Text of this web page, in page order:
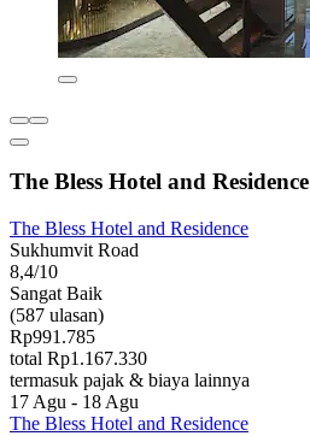
The Bless Hotel and Residence
The Bless Hotel and Residence
Sukhumvit Road
8,4/10
Sangat Baik
(587 ulasan)
Rp991.785
total Rp1.167.330
termasuk pajak & biaya lainnya
17 Agu - 18 Agu
The Bless Hotel and Residence